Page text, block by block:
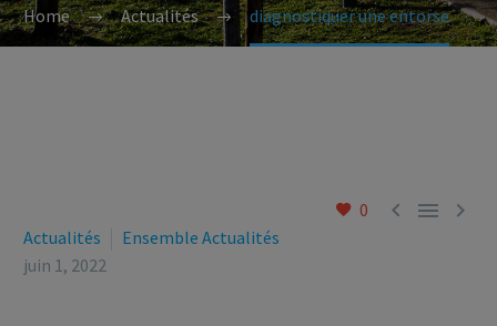
Home Actualités diagnostiquer une entorse
0   
Actualités
Ensemble Actualités
juin 1, 2022